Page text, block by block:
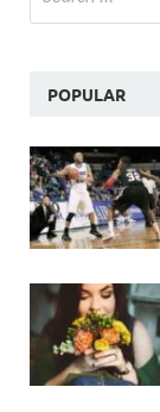
POPULAR